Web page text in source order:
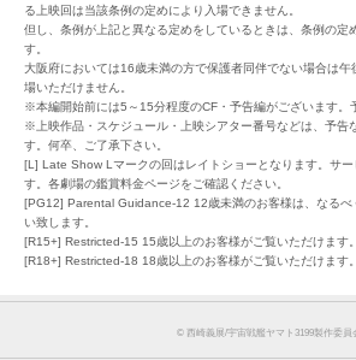
る上映回は当該条例の定めにより入場できません。
但し、条例が上記と異なる定めをしているときは、条例の定
す。
大阪府においては16歳未満の方で保護者同伴でない場合は午
場いただけません。
※本編開始前には5～15分程度のCF・予告編がございます。
※上映作品・スケジュール・上映シアター番号などは、予告
す。何卒、ご了承下さい。
[L] Late Show Lマークの回はレイトショーとなります。サー
す。各劇場の鑑賞料金ページをご確認ください。
[PG12] Parental Guidance-12 12歳未満のお客様は、なるべ
い致します。
[R15+] Restricted-15 15歳以上のお客様がご覧いただけます。
[R18+] Restricted-18 18歳以上のお客様がご覧いただけます。
©︎ 西崎義展/宇宙戦艦ヤマト3199製作委員